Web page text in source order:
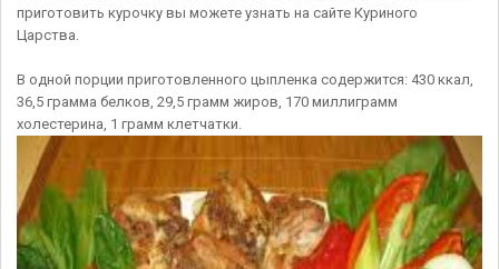
приготовить курочку вы можете узнать на сайте Куриного
Царства.
В одной порции приготовленного цыпленка содержится: 430 ккал,
36,5 грамма белков, 29,5 грамм жиров, 170 миллиграмм
холестерина, 1 грамм клетчатки.